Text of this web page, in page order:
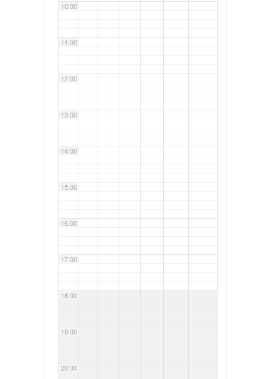
10:00
11:00
12:00
13:00
14:00
15:00
16:00
17:00
18:00
19:00
20:00